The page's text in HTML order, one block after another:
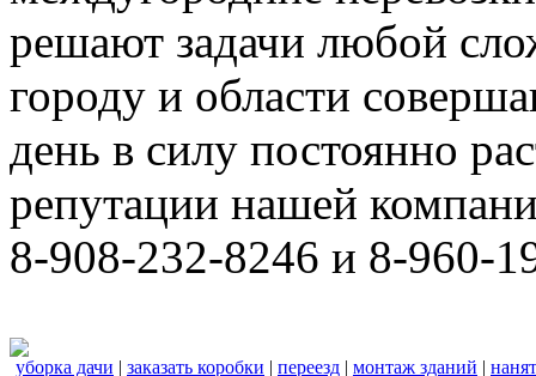
решают задачи любой
городу и области
день в силу постоянно
репутации нашей
8-908-232-8246 и 8-960-
уборка дачи | заказать коробки | переезд | монтаж зданий |